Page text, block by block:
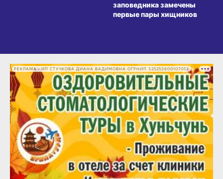
заповедника замечены
первые пары хищников
РЕКЛАМА • ИП СТУЧКОВА ДИАНА ВАДИМОВНА ОГРНИП 325253600107053